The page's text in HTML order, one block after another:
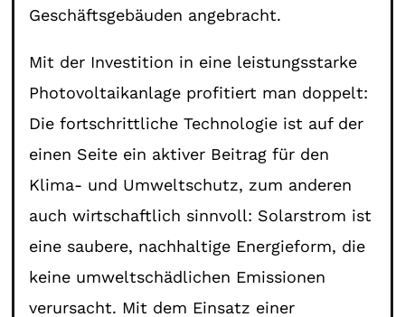
Geschäftsgebäuden angebracht.
Mit der Investition in eine leistungsstarke
Photovoltaikanlage profitiert man doppelt:
Die fortschrittliche Technologie ist auf der
einen Seite ein aktiver Beitrag für den
Klima- und Umweltschutz, zum anderen
auch wirtschaftlich sinnvoll: Solarstrom ist
eine saubere, nachhaltige Energieform, die
keine umweltschädlichen Emissionen
verursacht. Mit dem Einsatz einer